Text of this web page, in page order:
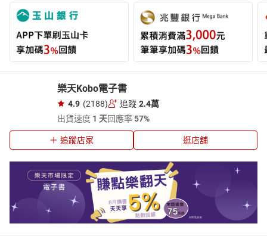
樂天Kobo電子書
4.9 (2188) 追蹤 2.4萬
出貨速度 1 天回應率57%
追蹤店家 逛店舖